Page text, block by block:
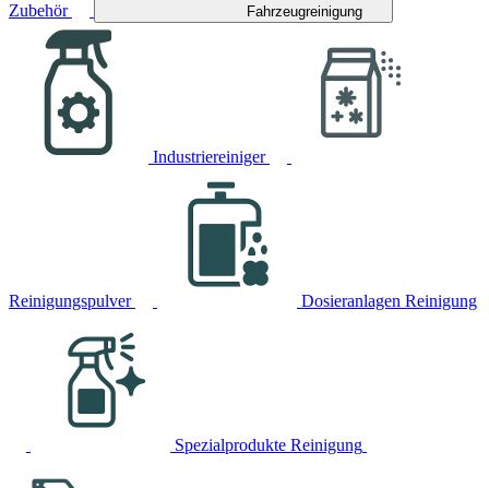
Zubehör Fahrzeugreinigung
Industriereiniger
Reinigungspulver Dosieranlagen Reinigung
Spezialprodukte Reinigung